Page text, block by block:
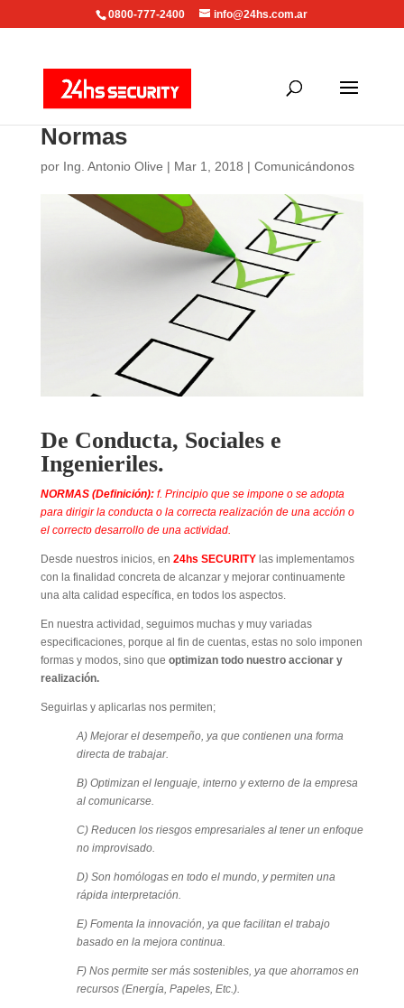
0800-777-2400 info@24hs.com.ar
Normas
por Ing. Antonio Olive | Mar 1, 2018 | Comunicándonos
De Conducta, Sociales e
Ingenieriles.
NORMAS (Definición):f. Principio que se impone o se adopta
para dirigir la conducta o la correcta realización de una acción o
el correcto desarrollo de una actividad.
Desde nuestros inicios, en 24hs SECURITYlas implementamos
con la finalidad concreta de alcanzar y mejorar continuamente
una alta calidad específica, en todos los aspectos.
En nuestra actividad, seguimos muchas y muy variadas
especificaciones, porque al fin de cuentas, estas no solo imponen
formas y modos, sino que optimizan todo nuestro accionar y
realización.
Seguirlas y aplicarlas nos permiten;
A) Mejorar el desempeño, ya que contienen una forma
directa de trabajar.
B) Optimizan el lenguaje, interno y externo de la empresa
al comunicarse.
C) Reducen los riesgos empresariales al tener un enfoque
no improvisado.
D) Son homólogas en todo el mundo, y permiten una
rápida interpretación.
E) Fomenta la innovación, ya que facilitan el trabajo
basado en la mejora continua.
F) Nos permite ser más sostenibles, ya que ahorramos en
recursos (Energía, Papeles, Etc.).